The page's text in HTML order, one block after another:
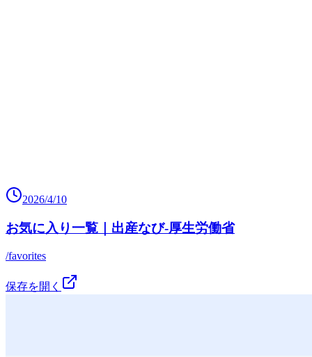
2026/4/10
お気に入り一覧｜出産なび‐厚生労働省
/favorites
保存を開く